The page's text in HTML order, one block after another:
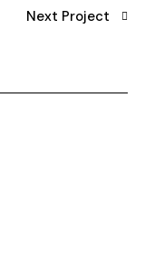
Next Project